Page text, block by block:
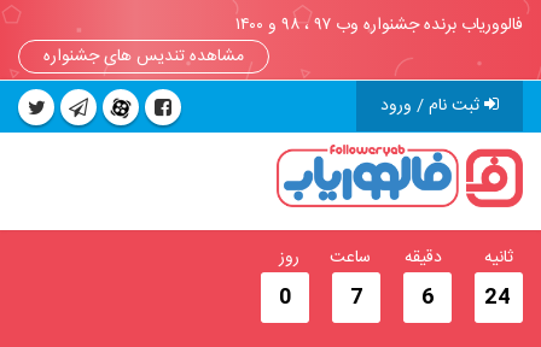
فالووریاب برنده جشنواره وب ۹۷ ، ۹۸ و ۱۴۰۰
مشاهده تندیس های جشنواره
ثبت نام / ورود
23
ثانیه
6
دقیقه
7
ساعت
0
روز